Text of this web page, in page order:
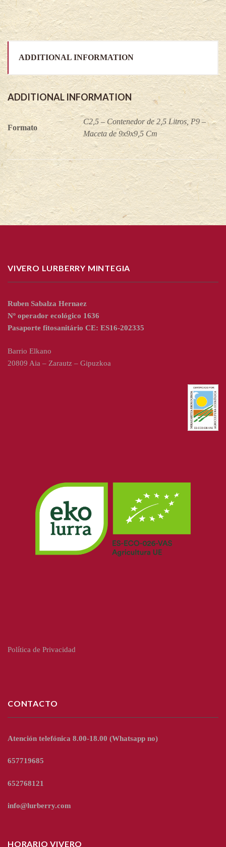
ADDITIONAL INFORMATION
ADDITIONAL INFORMATION
Formato
C2,5 – Contenedor de 2,5 Litros, P9 –
Maceta de 9x9x9,5 Cm
VIVERO LURBERRY MINTEGIA
Ruben Sabalza Hernaez
Nº operador ecológico 1636
Pasaporte fitosanitário CE: ES16-202335
Barrio Elkano
20809 Aia – Zarautz – Gipuzkoa
Política de Privacidad
CONTACTO
Atención telefónica 8.00-18.00 (Whatsapp no)
657719685
652768121
info@lurberry.com
HORARIO VIVERO